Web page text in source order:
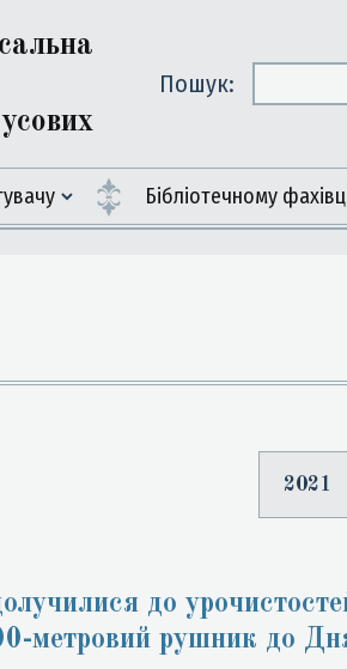
Пошук:
Бiблiотечному
2021
до
метровий рушник до